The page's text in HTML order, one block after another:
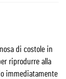
di costole in
riprodurre alla
immediatamente